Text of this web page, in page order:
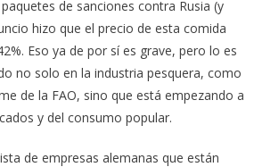
de sanciones contra Rusia (y
hizo que el precio de esta comida
Eso ya de por sí es grave, pero lo es
no solo en la industria pesquera, como
de la FAO, sino que está empezando a
y del consumo popular.
de empresas alemanas que están